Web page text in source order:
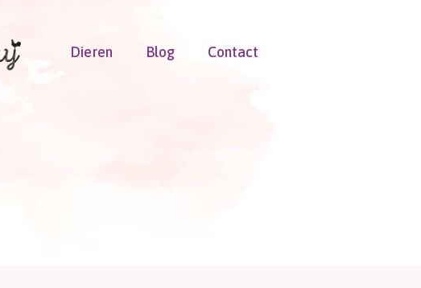
Dieren Blog Contact